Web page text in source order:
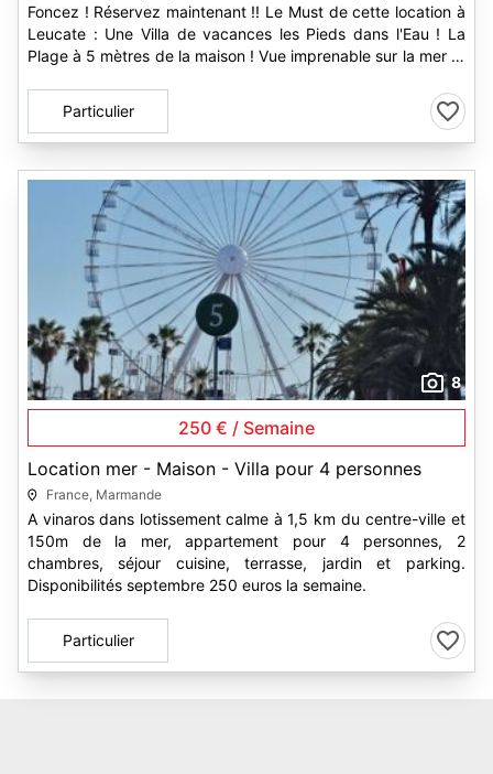
Foncez ! Réservez maintenant !! Le Must de cette location à
Leucate : Une Villa de vacances les Pieds dans l'Eau ! La
Plage à 5 mètres de la maison ! Vue imprenable sur la mer et
Particulier
8
250 € / Semaine
Location mer - Maison - Villa pour 4 personnes
France, Marmande
A vinaros dans lotissement calme à 1,5 km du centre-ville et
150m de la mer, appartement pour 4 personnes, 2
chambres, séjour cuisine, terrasse, jardin et parking.
Disponibilités septembre 250 euros la semaine.
Particulier